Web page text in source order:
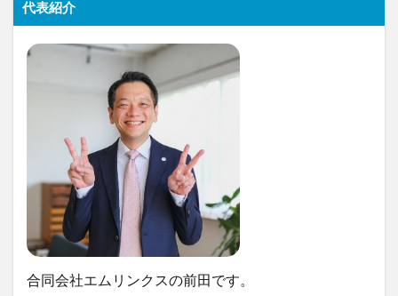
代表紹介
合同会社エムリンクスの前田です。